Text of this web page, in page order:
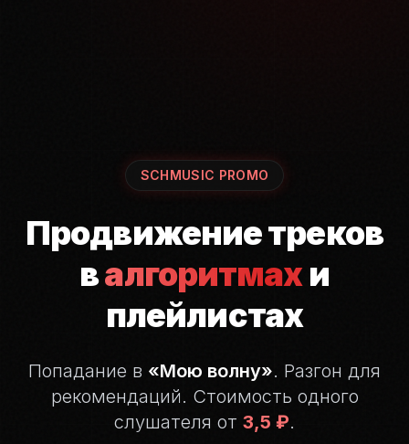
SCHMUSIC PROMO
Продвижение треков
валгоритмахи
плейлистах
Попадание в «Мою волну». Разгон для
рекомендаций. Стоимость одного
слушателя от 3,5 ₽.